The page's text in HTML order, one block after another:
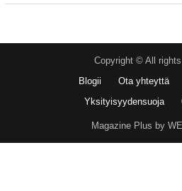
Copyright © All
Blogii
Ota yhteyttä
Yksityisyydensuoja
Magazine Plus by